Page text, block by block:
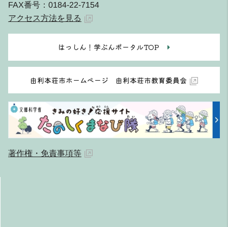
FAX番号：0184-22-7154
アクセス方法を見る
はっしん！学ぶんポータルTOP
由利本荘市ホームページ 由利本荘市教育委員会
著作権・免責事項等